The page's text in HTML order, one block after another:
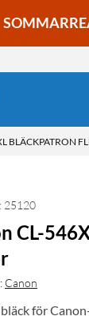
BLÄCKPATRON
25120
CL-
Canon
för